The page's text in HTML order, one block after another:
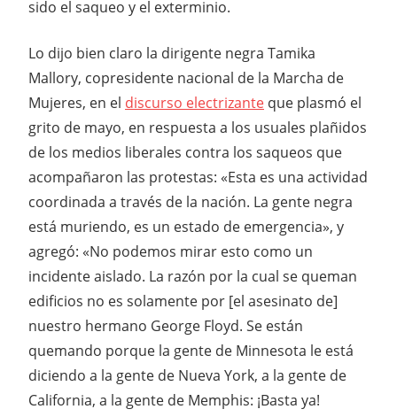
sido el saqueo y el exterminio.
Lo dijo bien claro la dirigente negra Tamika
Mallory, copresidente nacional de la Marcha de
Mujeres, en el discurso electrizante que plasmó el
grito de mayo, en respuesta a los usuales plañidos
de los medios liberales contra los saqueos que
acompañaron las protestas: «Esta es una actividad
coordinada a través de la nación. La gente negra
está muriendo, es un estado de emergencia», y
agregó: «No podemos mirar esto como un
incidente aislado. La razón por la cual se queman
edificios no es solamente por [el asesinato de]
nuestro hermano George Floyd. Se están
quemando porque la gente de Minnesota le está
diciendo a la gente de Nueva York, a la gente de
California, a la gente de Memphis: ¡Basta ya!